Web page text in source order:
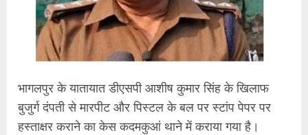
भागलपुर के यातायात डीएसपी आशीष कुमार सिंह के खिलाफ
बुजुर्ग दंपती से मारपीट और पिस्टल के बल पर स्टांप पेपर पर
हस्ताक्षर कराने का केस कदमकुआं थाने में कराया गया है।